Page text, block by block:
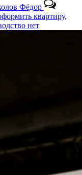
Фёдор
квартиру,
нет